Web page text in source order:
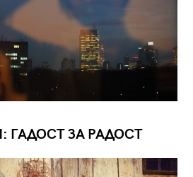
ГАДОСТ ЗА РАДОСТ